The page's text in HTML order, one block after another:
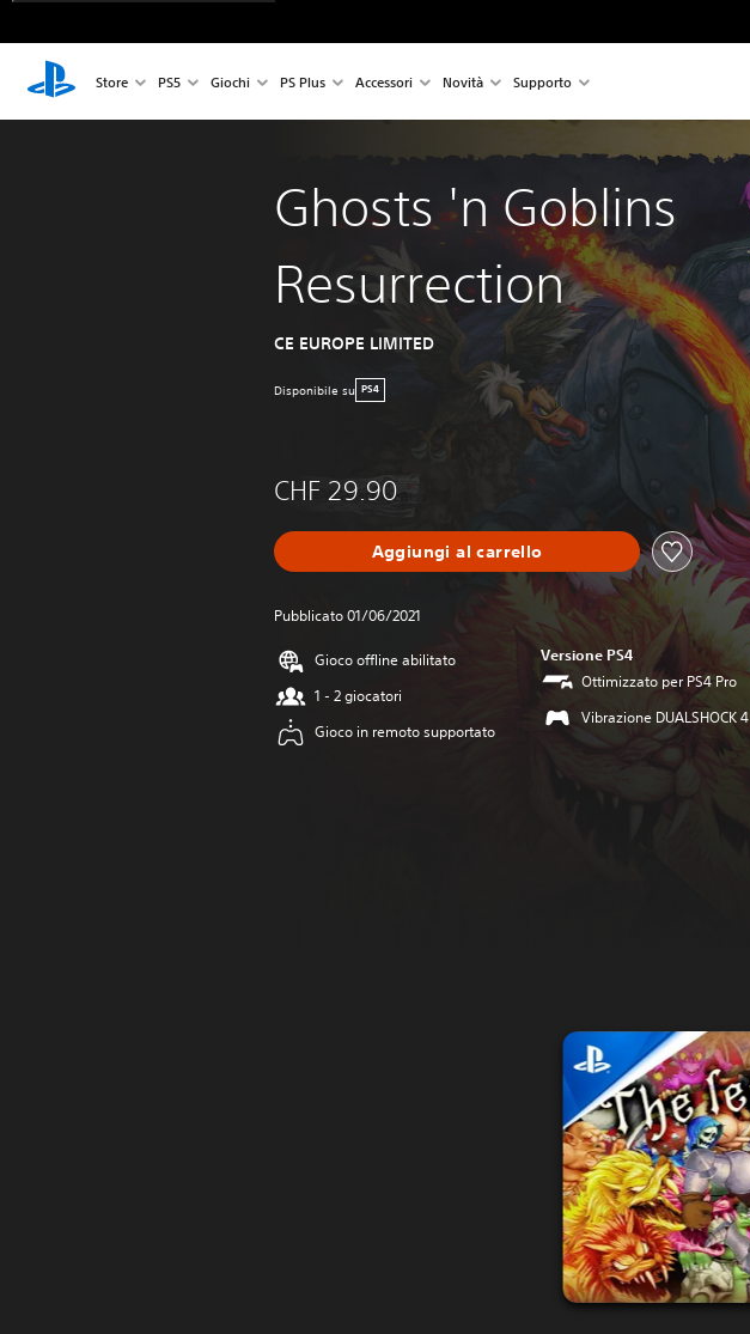
Store PS5 Giochi PS Plus Accessori Novità Supporto
Ghosts 'n Goblins
Resurrection
CE EUROPE LIMITED
Disponibile su PS4
CHF 29.90
Aggiungi al carrello
Pubblicato 01/06/2021
Gioco offline abilitato
1 - 2 giocatori
Gioco in remoto supportato
Versione PS4
Ottimizzato per PS4 Pro
Vibrazione DUALSHOCK 4